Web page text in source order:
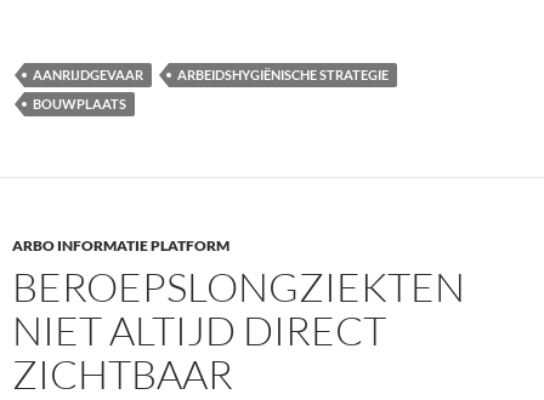
AANRIJDGEVAAR
ARBEIDSHYGIËNISCHE STRATEGIE
BOUWPLAATS
ARBO INFORMATIE PLATFORM
BEROEPSLONGZIEKTEN
NIET ALTIJD DIRECT
ZICHTBAAR